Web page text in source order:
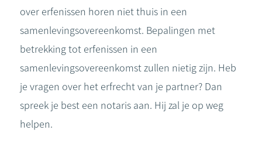
over erfenissen horen niet thuis in een
samenlevingsovereenkomst. Bepalingen met
betrekking tot erfenissen in een
samenlevingsovereenkomst zullen nietig zijn. Heb
je vragen over het erfrecht van je partner? Dan
spreek je best een notaris aan. Hij zal je op weg
helpen.